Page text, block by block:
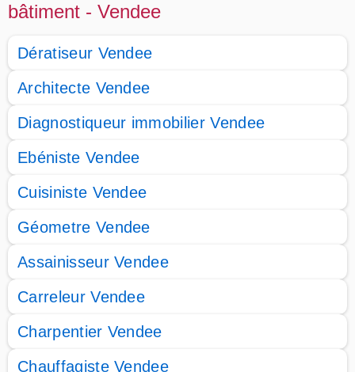
bâtiment - Vendee
Dératiseur Vendee
Architecte Vendee
Diagnostiqueur immobilier Vendee
Ebéniste Vendee
Cuisiniste Vendee
Géometre Vendee
Assainisseur Vendee
Carreleur Vendee
Charpentier Vendee
Chauffagiste Vendee